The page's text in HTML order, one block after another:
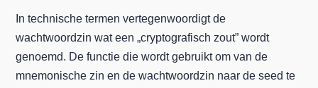
In technische termen vertegenwoordigt de
wachtwoordzin wat een „cryptografisch zout” wordt
genoemd. De functie die wordt gebruikt om van de
mnemonische zin en de wachtwoordzin naar de seed te